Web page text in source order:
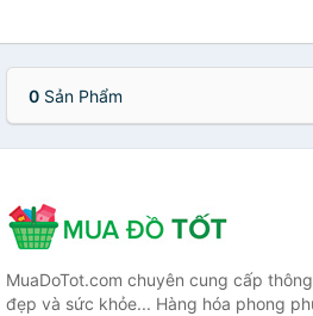
0 Sản Phẩm
MuaDoTot.com chuyên cung cấp
đẹp và sức khỏe... Hàng hóa phong